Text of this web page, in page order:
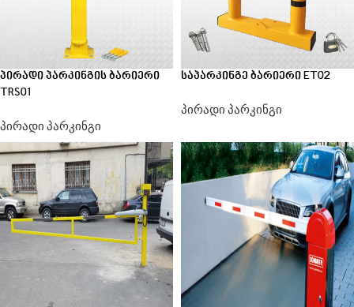
პირადი პარკინგის ბარიერი
TRS01
პირადი პარკინგი
საპარკინგე ბარიერი ET02
პირადი პარკინგი